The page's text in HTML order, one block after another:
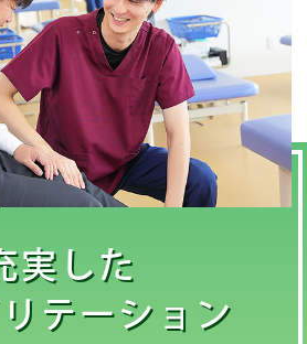
実した
テーション